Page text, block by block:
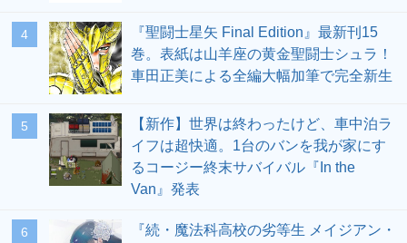
4
『聖闘士星矢 Final Edition』最新刊15
巻。表紙は山羊座の黄金聖闘士シュラ！
車田正美による全編大幅加筆で完全新生
5
【新作】世界は終わったけど、車中泊ラ
イフは超快適。1台のバンを我が家にす
るコージー終末サバイバル『In the
Van』発表
6
『続・魔法科高校の劣等生 メイジアン・